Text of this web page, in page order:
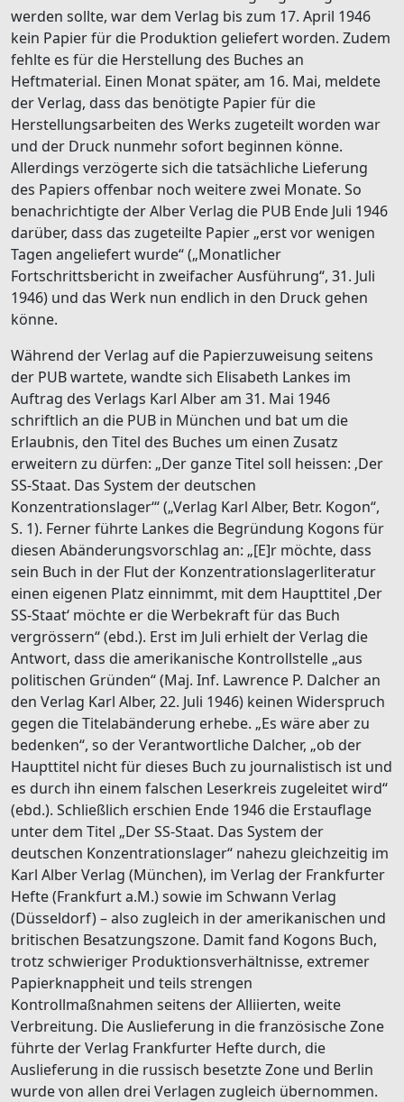
werden sollte, war dem Verlag bis zum 17. April 1946
kein Papier für die Produktion geliefert worden. Zudem
fehlte es für die Herstellung des Buches an
Heftmaterial. Einen Monat später, am 16. Mai, meldete
der Verlag, dass das benötigte Papier für die
Herstellungsarbeiten des Werks zugeteilt worden war
und der Druck nunmehr sofort beginnen könne.
Allerdings verzögerte sich die tatsächliche Lieferung
des Papiers offenbar noch weitere zwei Monate. So
benachrichtigte der Alber Verlag die PUB Ende Juli 1946
darüber, dass das zugeteilte Papier „erst vor wenigen
Tagen angeliefert wurde“ („Monatlicher
Fortschrittsbericht in zweifacher Ausführung“, 31. Juli
1946) und das Werk nun endlich in den Druck gehen
könne.
Während der Verlag auf die Papierzuweisung seitens
der PUB wartete, wandte sich Elisabeth Lankes im
Auftrag des Verlags Karl Alber am 31. Mai 1946
schriftlich an die PUB in München und bat um die
Erlaubnis, den Titel des Buches um einen Zusatz
erweitern zu dürfen: „Der ganze Titel soll heissen: ‚Der
SS-Staat. Das System der deutschen
Konzentrationslager‘“ („Verlag Karl Alber, Betr. Kogon“,
S. 1). Ferner führte Lankes die Begründung Kogons für
diesen Abänderungsvorschlag an: „[E]r möchte, dass
sein Buch in der Flut der Konzentrationslagerliteratur
einen eigenen Platz einnimmt, mit dem Haupttitel ‚Der
SS-Staat‘ möchte er die Werbekraft für das Buch
vergrössern“ (ebd.). Erst im Juli erhielt der Verlag die
Antwort, dass die amerikanische Kontrollstelle „aus
politischen Gründen“ (Maj. Inf. Lawrence P. Dalcher an
den Verlag Karl Alber, 22. Juli 1946) keinen Widerspruch
gegen die Titelabänderung erhebe. „Es wäre aber zu
bedenken“, so der Verantwortliche Dalcher, „ob der
Haupttitel nicht für dieses Buch zu journalistisch ist und
es durch ihn einem falschen Leserkreis zugeleitet wird“
(ebd.). Schließlich erschien Ende 1946 die Erstauflage
unter dem Titel „Der SS-Staat. Das System der
deutschen Konzentrationslager“ nahezu gleichzeitig im
Karl Alber Verlag (München), im Verlag der Frankfurter
Hefte (Frankfurt a.M.) sowie im Schwann Verlag
(Düsseldorf) – also zugleich in der amerikanischen und
britischen Besatzungszone. Damit fand Kogons Buch,
trotz schwieriger Produktionsverhältnisse, extremer
Papierknappheit und teils strengen
Kontrollmaßnahmen seitens der Alliierten, weite
Verbreitung. Die Auslieferung in die französische Zone
führte der Verlag Frankfurter Hefte durch, die
Auslieferung in die russisch besetzte Zone und Berlin
wurde von allen drei Verlagen zugleich übernommen.